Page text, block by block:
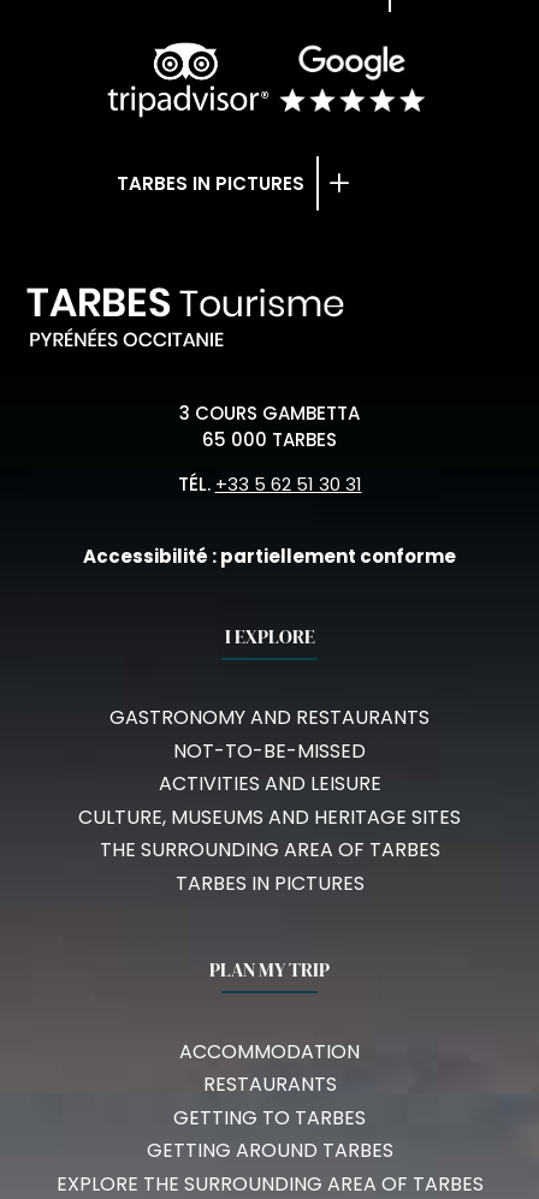
TARBES IN PICTURES
3 COURS GAMBETTA
65 000 TARBES
TÉL. +33 5 62 51 30 31
Accessibilité : partiellement conforme
I EXPLORE
GASTRONOMY AND RESTAURANTS
NOT-TO-BE-MISSED
ACTIVITIES AND LEISURE
CULTURE, MUSEUMS AND HERITAGE SITES
THE SURROUNDING AREA OF TARBES
TARBES IN PICTURES
PLAN MY TRIP
ACCOMMODATION
RESTAURANTS
GETTING TO TARBES
GETTING AROUND TARBES
EXPLORE THE SURROUNDING AREA OF TARBES